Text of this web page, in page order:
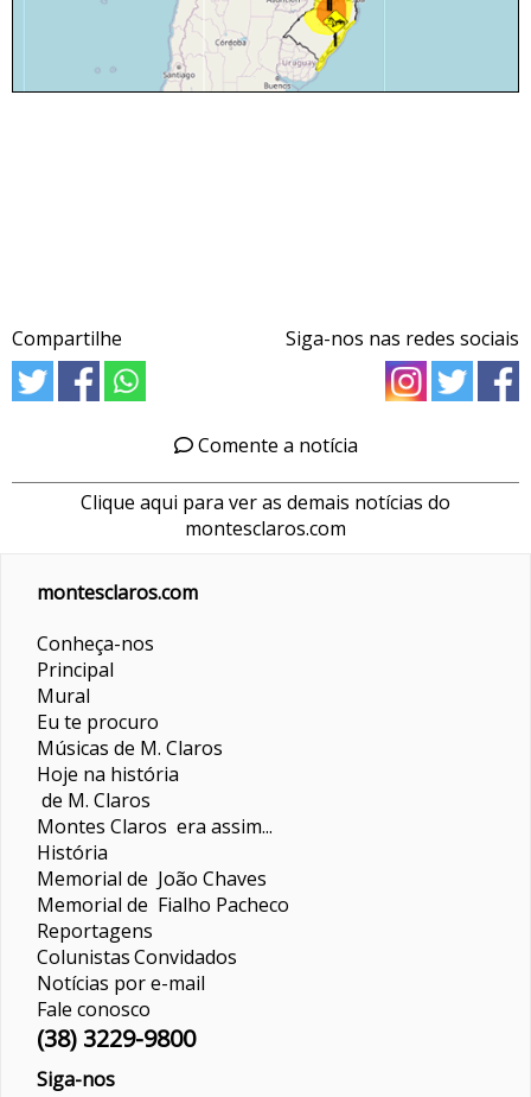
Compartilhe Siga-nos nas redes sociais
Comente a notícia
Clique aqui para ver as demais notícias do
montesclaros.com
montesclaros.com
Conheça-nos
Principal
Mural
Eu te procuro
Músicas de M. Claros
Hoje na história
de M. Claros
Montes Claros era assim...
História
Memorial de João Chaves
Memorial de Fialho Pacheco
Reportagens
ColunistasConvidados
Notícias por e-mail
Fale conosco
(38) 3229-9800
Siga-nos